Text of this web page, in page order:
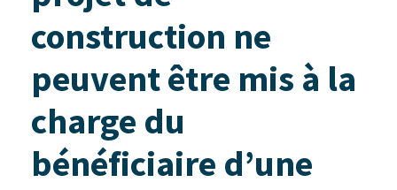
construction ne
peuvent être mis à la
charge du
bénéficiaire d’une